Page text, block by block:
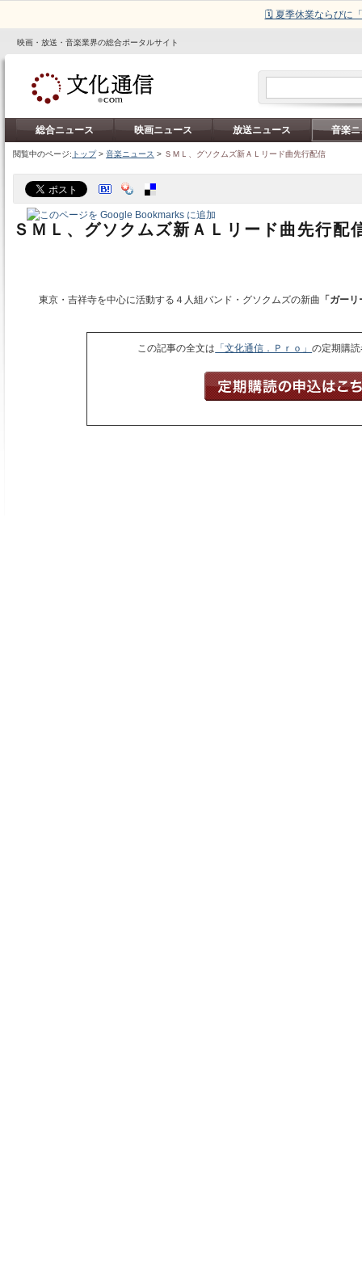
🗓️ 夏季休業ならびに
映画・放送・音楽業界の総合ポータルサイト
総合ニュース 映画ニュース 放送ニュース 音楽
閲覧中のページ: トップ> 音楽ニュース > ＳＭＬ、グソクムズ新ＡＬリード曲先行配信
ＳＭＬ、グソクムズ新ＡＬリード曲先行配
東京・吉祥寺を中心に活動する４人組バンド・グソクムズの新曲 「ガー
この記事の全文は 「文化通信．Ｐｒｏ」の定期購